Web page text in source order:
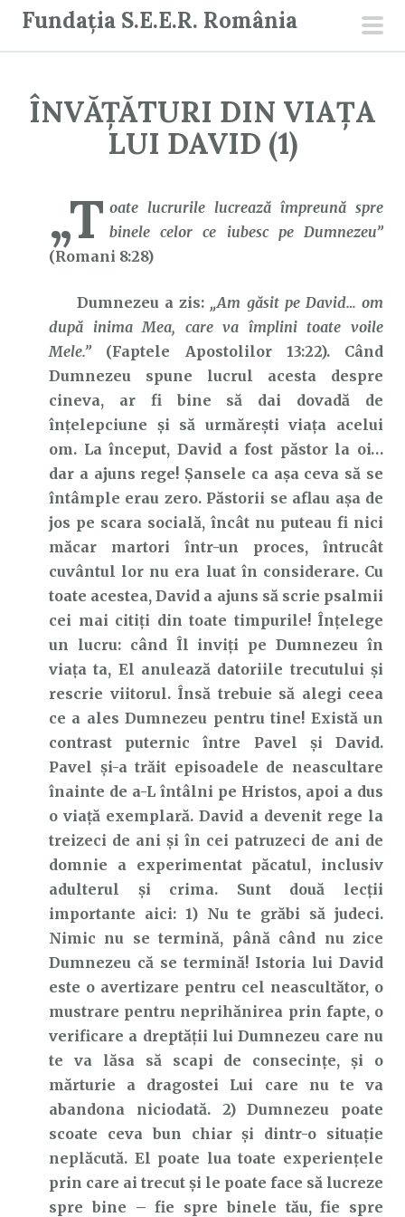
Fundația S.E.E.R. România
ÎNVĂȚĂTURI DIN VIAȚA
LUI DAVID (1)
„T oate lucrurile lucrează împreună spre
binele celor ce iubesc pe Dumnezeu”
(Romani 8:28)
Dumnezeu a zis: „Am găsit pe David… om
după inima Mea, care va împlini toate voile
Mele.” (Faptele Apostolilor 13:22). Când
Dumnezeu spune lucrul acesta despre
cineva, ar fi bine să dai dovadă de
înțelepciune și să urmărești viața acelui
om. La început, David a fost păstor la oi…
dar a ajuns rege! Șansele ca așa ceva să se
întâmple erau zero. Păstorii se aflau așa de
jos pe scara socială, încât nu puteau fi nici
măcar martori într-un proces, întrucât
cuvântul lor nu era luat în considerare. Cu
toate acestea, David a ajuns să scrie psalmii
cei mai citiți din toate timpurile! Înțelege
un lucru: când Îl inviți pe Dumnezeu în
viața ta, El anulează datoriile trecutului și
rescrie viitorul. Însă trebuie să alegi ceea
ce a ales Dumnezeu pentru tine! Există un
contrast puternic între Pavel și David.
Pavel și-a trăit episoadele de neascultare
înainte de a-L întâlni pe Hristos, apoi a dus
o viață exemplară. David a devenit rege la
treizeci de ani și în cei patruzeci de ani de
domnie a experimentat păcatul, inclusiv
adulterul și crima. Sunt două lecții
importante aici: 1) Nu te grăbi să judeci.
Nimic nu se termină, până când nu zice
Dumnezeu că se termină! Istoria lui David
este o avertizare pentru cel neascultător, o
mustrare pentru neprihănirea prin fapte, o
verificare a dreptății lui Dumnezeu care nu
te va lăsa să scapi de consecințe, și o
mărturie a dragostei Lui care nu te va
abandona niciodată. 2) Dumnezeu poate
scoate ceva bun chiar și dintr-o situație
neplăcută. El poate lua toate experiențele
prin care ai trecut și le poate face să lucreze
spre bine – fie spre binele tău, fie spre